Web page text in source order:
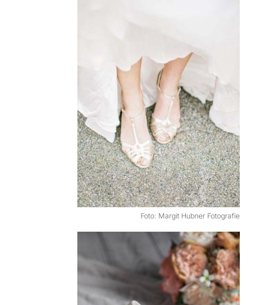
Foto: Margit Hubner Fotografie